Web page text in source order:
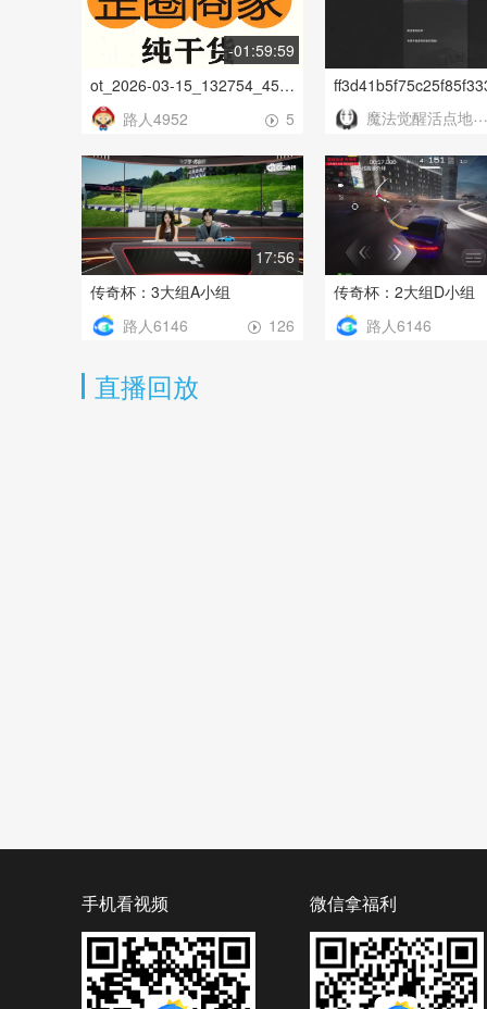
-01:59:59
ot_2026-03-15_132754_455 - 副本
5
路人4952 魔法觉醒活点地图菌
17:56
传奇杯：3大组A小组
126
路人6146
传奇杯：2大组D小组
路人6146
直播回放
手机看视频 微信拿福利